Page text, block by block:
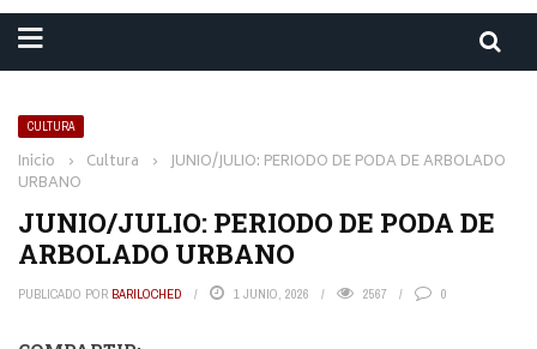
CULTURA
Inicio › Cultura › JUNIO/JULIO: PERIODO DE PODA DE ARBOLADO
URBANO
JUNIO/JULIO: PERIODO DE PODA DE
ARBOLADO URBANO
PUBLICADO POR BARILOCHED 1 JUNIO, 2026 2567 0